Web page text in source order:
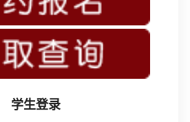
学生登录